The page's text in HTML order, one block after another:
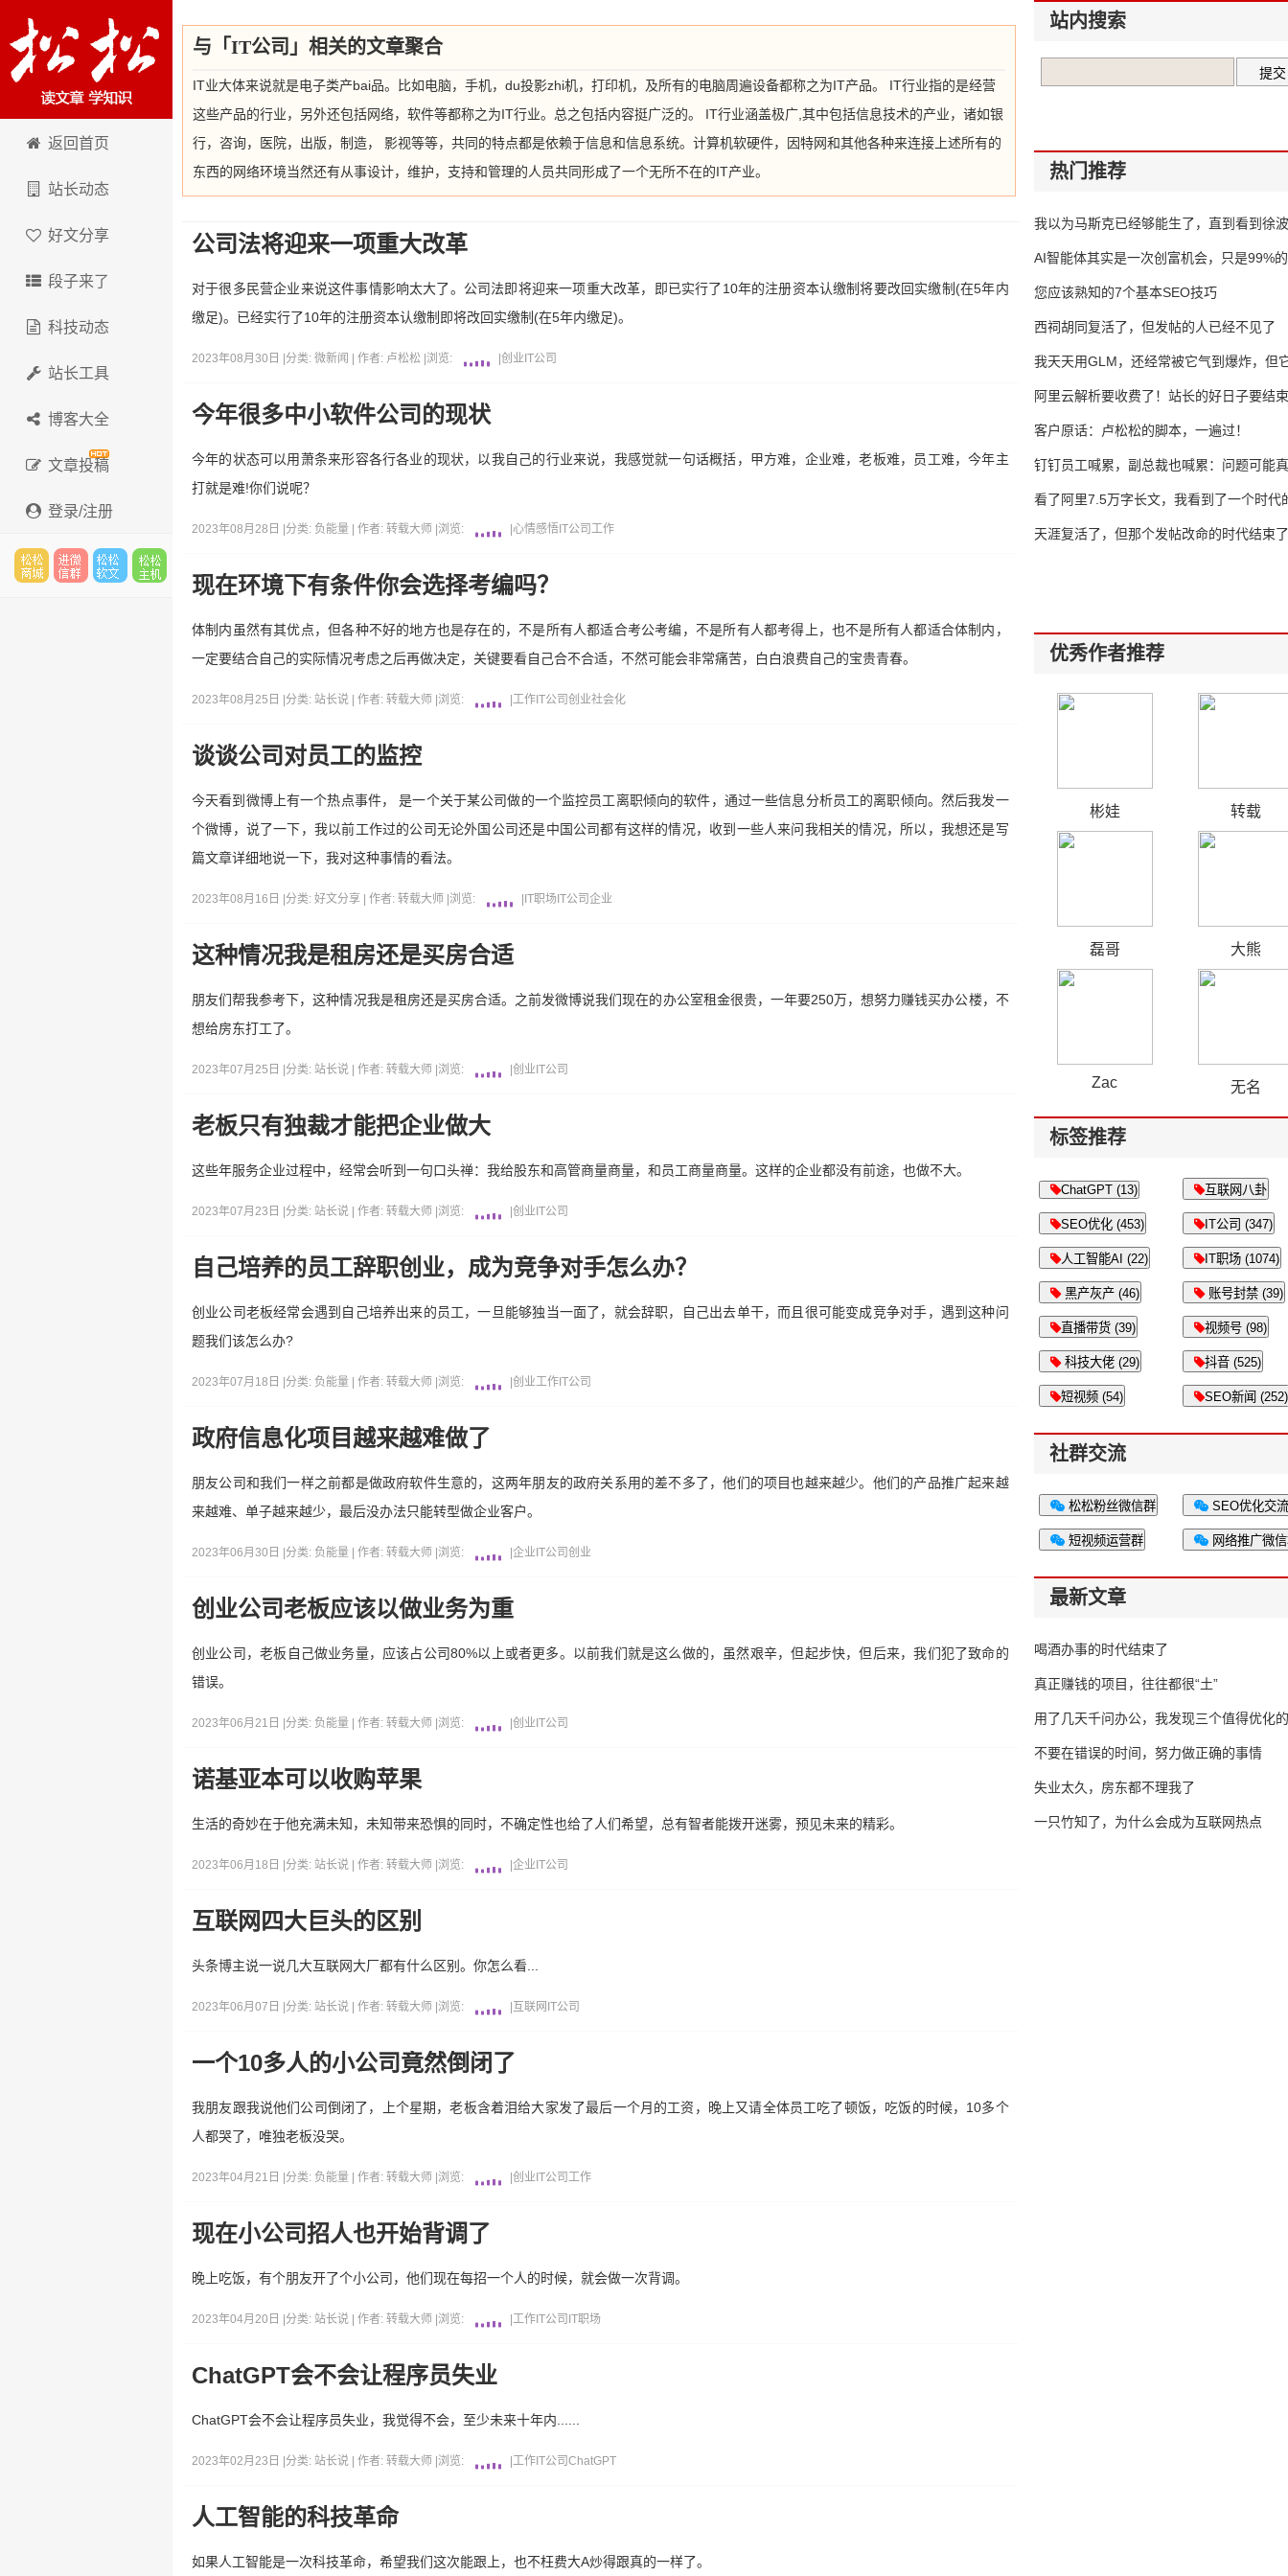
卢松松博客
返回首页
站长动态
好文分享
段子来了
科技动态
站长工具
博客大全
文章投稿
登录/注册
与「IT公司」相关的文章聚合
IT业大体来说就是电子类产bai品。比如电脑，手机，du投影zhi机，打印机，及所有的电脑周遍设备都称之为IT产品。 IT行业指的是经营
这些产品的行业，另外还包括网络，软件等都称之为IT行业。总之包括内容挺广泛的。 IT行业涵盖极广,其中包括信息技术的产业，诸如银
行，咨询，医院，出版，制造， 影视等等，共同的特点都是依赖于信息和信息系统。计算机软硬件，因特网和其他各种来连接上述所有的
东西的网络环境当然还有从事设计，维护，支持和管理的人员共同形成了一个无所不在的IT产业。
公司法将迎来一项重大改革
对于很多民营企业来说这件事情影响太大了。公司法即将迎来一项重大改革，即已实行了10年的注册资本认缴制将要改回实缴制(在5年内
缴足)。已经实行了10年的注册资本认缴制即将改回实缴制(在5年内缴足)。
2023年08月30日 | 分类: 微新闻 | 作者: 卢松松 浏览: 创业 IT公司
今年很多中小软件公司的现状
今年的状态可以用萧条来形容各行各业的现状，以我自己的行业来说，我感觉就一句话概括，甲方难，企业难，老板难，员工难，今年主
打就是难!你们说呢？
2023年08月28日 | 分类: 负能量 | 作者: 转载大师 浏览: 心情感悟 IT公司 工作
现在环境下有条件你会选择考编吗？
体制内虽然有其优点，但各种不好的地方也是存在的，不是所有人都适合考公考编，不是所有人都考得上，也不是所有人都适合体制内，
一定要结合自己的实际情况考虑之后再做决定，关键要看自己合不合适，不然可能会非常痛苦，白白浪费自己的宝贵青春。
2023年08月25日 | 分类: 站长说 | 作者: 转载大师 浏览: 工作 IT公司 创业社会化
谈谈公司对员工的监控
今天看到微博上有一个热点事件， 是一个关于某公司做的一个监控员工离职倾向的软件，通过一些信息分析员工的离职倾向。然后我发一
个微博，说了一下，我以前工作过的公司无论外国公司还是中国公司都有这样的情况，收到一些人来问我相关的情况，所以，我想还是写
篇文章详细地说一下，我对这种事情的看法。
2023年08月16日 | 分类: 好文分享 | 作者: 转载大师 浏览: IT职场 IT公司 企业
这种情况我是租房还是买房合适
朋友们帮我参考下，这种情况我是租房还是买房合适。之前发微博说我们现在的办公室租金很贵，一年要250万，想努力赚钱买办公楼，不
想给房东打工了。
2023年07月25日 | 分类: 站长说 | 作者: 转载大师 浏览: 创业 IT公司
老板只有独裁才能把企业做大
这些年服务企业过程中，经常会听到一句口头禅：我给股东和高管商量商量，和员工商量商量。这样的企业都没有前途，也做不大。
2023年07月23日 | 分类: 站长说 | 作者: 转载大师 浏览: 创业 IT公司
自己培养的员工辞职创业，成为竞争对手怎么办？
创业公司老板经常会遇到自己培养出来的员工，一旦能够独当一面了，就会辞职，自己出去单干，而且很可能变成竞争对手，遇到这种问
题我们该怎么办?
2023年07月18日 | 分类: 负能量 | 作者: 转载大师 浏览: 创业工作 IT公司
政府信息化项目越来越难做了
朋友公司和我们一样之前都是做政府软件生意的，这两年朋友的政府关系用的差不多了，他们的项目也越来越少。他们的产品推广起来越
来越难、单子越来越少，最后没办法只能转型做企业客户。
2023年06月30日 | 分类: 负能量 | 作者: 转载大师 浏览: 企业 IT公司 创业
创业公司老板应该以做业务为重
创业公司，老板自己做业务量，应该占公司80%以上或者更多。以前我们就是这么做的，虽然艰辛，但起步快，但后来，我们犯了致命的
错误。
2023年06月21日 | 分类: 负能量 | 作者: 转载大师 浏览: 创业 IT公司
诺基亚本可以收购苹果
生活的奇妙在于他充满未知，未知带来恐惧的同时，不确定性也给了人们希望，总有智者能拨开迷雾，预见未来的精彩。
2023年06月18日 | 分类: 站长说 | 作者: 转载大师 浏览: 企业 IT公司
互联网四大巨头的区别
头条博主说一说几大互联网大厂都有什么区别。你怎么看...
2023年06月07日 | 分类: 站长说 | 作者: 转载大师 浏览: 互联网 IT公司
一个10多人的小公司竟然倒闭了
我朋友跟我说他们公司倒闭了，上个星期，老板含着泪给大家发了最后一个月的工资，晚上又请全体员工吃了顿饭，吃饭的时候，10多个
人都哭了，唯独老板没哭。
2023年04月21日 | 分类: 负能量 | 作者: 转载大师 浏览: 创业 IT公司 工作
现在小公司招人也开始背调了
晚上吃饭，有个朋友开了个小公司，他们现在每招一个人的时候，就会做一次背调。
2023年04月20日 | 分类: 站长说 | 作者: 转载大师 浏览: 工作 IT公司 IT职场
ChatGPT会不会让程序员失业
ChatGPT会不会让程序员失业，我觉得不会，至少未来十年内......
2023年02月23日 | 分类: 站长说 | 作者: 转载大师 浏览: 工作 IT公司 ChatGPT
人工智能的科技革命
如果人工智能是一次科技革命，希望我们这次能跟上，也不枉费大A炒得跟真的一样了。
站内搜索
热门推荐
我以为马斯克已经够能生了，直到看到
AI智能体其实是一次创富机会，只是99%
错过了
您应该熟知的7个基本SEO技巧
西祠胡同复活了，但发帖的人已经不见了
我天天用GLM，还经常被它气到爆炸，但
16万亿
阿里云解析要收费了！站长的好日子要结
客户原话：卢松松的脚本，一遍过！
钉钉员工喊累，副总裁也喊累：问题可能
了
看了阿里7.5万字长文，我看到了一个时代
天涯复活了，但那个发帖改命的时代结束了
优秀作者推荐
彬娃 转载
磊哥 大熊
Zac 无名
标签推荐
ChatGPT (13) 互联网八卦
SEO优化 (453) IT公司 (347)
人工智能AI (22) IT职场 (1074)
黑产灰产 (46) 账号封禁 (39)
直播带货 (39) 视频号 (98)
科技大佬 (29) 抖音 (525)
短视频 (54) SEO新闻 (252)
社群交流
松松粉丝微信群 SEO优化交
短视频运营群 网络推广微
最新文章
喝酒办事的时代结束了
真正赚钱的项目，往往都很“土”
用了几天千问办公，我发现三个值得优化
不要在错误的时间，努力做正确的事情
失业太久，房东都不理我了
一只竹知了，为什么会成为互联网热点